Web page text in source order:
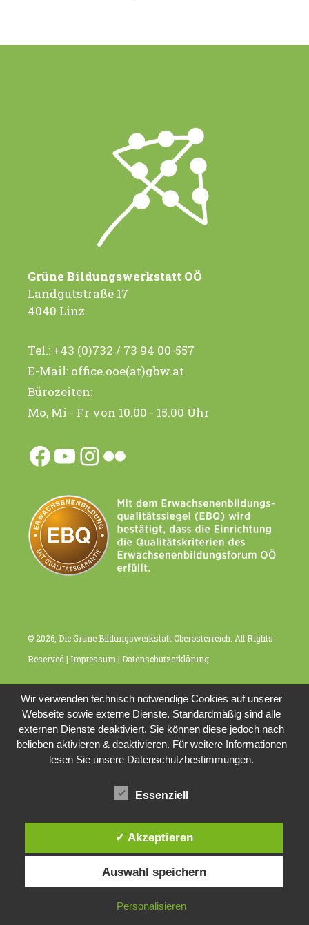
Grüne Bildungswerkstatt OÖ
Landgutstraße 17
4040 Linz
Tel.: +43 (0)732 / 73 94 00-557
E-Mail: office.ooe(at)gbw.at
Bürozeiten:
Mo, Mi - Fr von 10.00 - 15.00 Uhr
Facebook
YouTube
Instagram
Flickr
© 2026, Die Grüne Bildungswerkstatt Oberösterreich. All Rights
Reserved | Impressum | Datenschutzerklärung
Wir verwenden technisch notwendige Cookies auf unserer
Webseite sowie externe Dienste. Standardmäßig sind alle
externen Dienste deaktiviert. Sie können diese jedoch nach
belieben aktivieren & deaktivieren. Für weitere Informationen
lesen Sie unsere Datenschutzbestimmungen.
Essenziell
✓ Akzeptieren
Auswahl speichern
Personalisieren